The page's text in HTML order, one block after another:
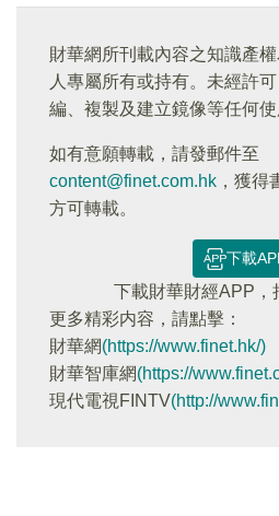
財華網所刊載內容之知識產
人專屬所有或持有。未經許
編、複製及建立鏡像等任何使
如有意願轉載，請發郵件至
content@finet.com.hk ，獲得
方可轉載。
下載
下載財華財經APP，
更多精彩内容，請點擊：
財華網(https://www.finet.hk/)
財華智庫網(https://
現代電視FINTV(http://